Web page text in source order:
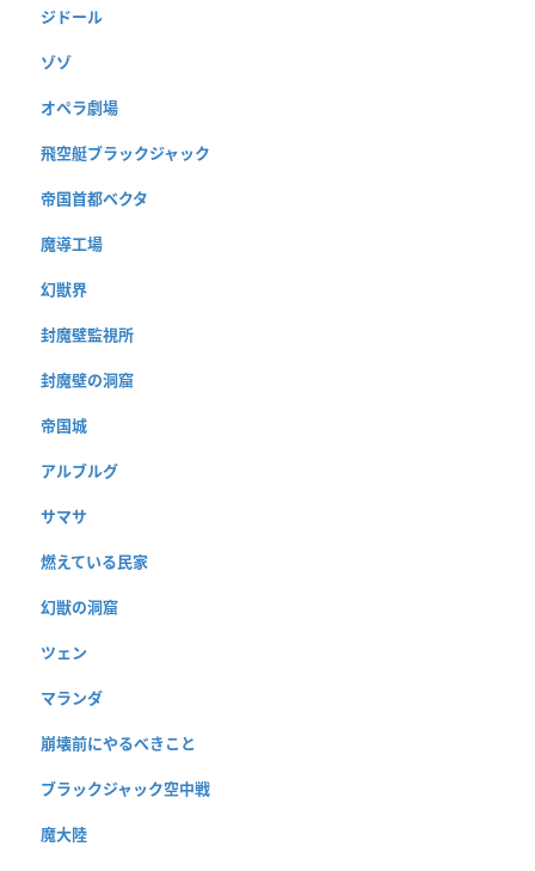
ジドール
ゾゾ
オペラ劇場
飛空艇ブラックジャック
帝国首都ベクタ
魔導工場
幻獣界
封魔壁監視所
封魔壁の洞窟
帝国城
アルブルグ
サマサ
燃えている民家
幻獣の洞窟
ツェン
マランダ
崩壊前にやるべきこと
ブラックジャック空中戦
魔大陸